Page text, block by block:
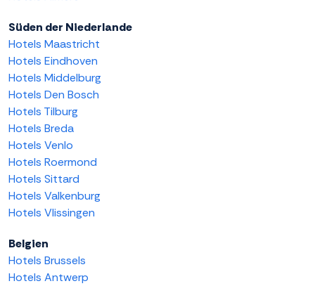
Süden der Niederlande
Hotels Maastricht
Hotels Eindhoven
Hotels Middelburg
Hotels Den Bosch
Hotels Tilburg
Hotels Breda
Hotels Venlo
Hotels Roermond
Hotels Sittard
Hotels Valkenburg
Hotels Vlissingen
Belgien
Hotels Brussels
Hotels Antwerp